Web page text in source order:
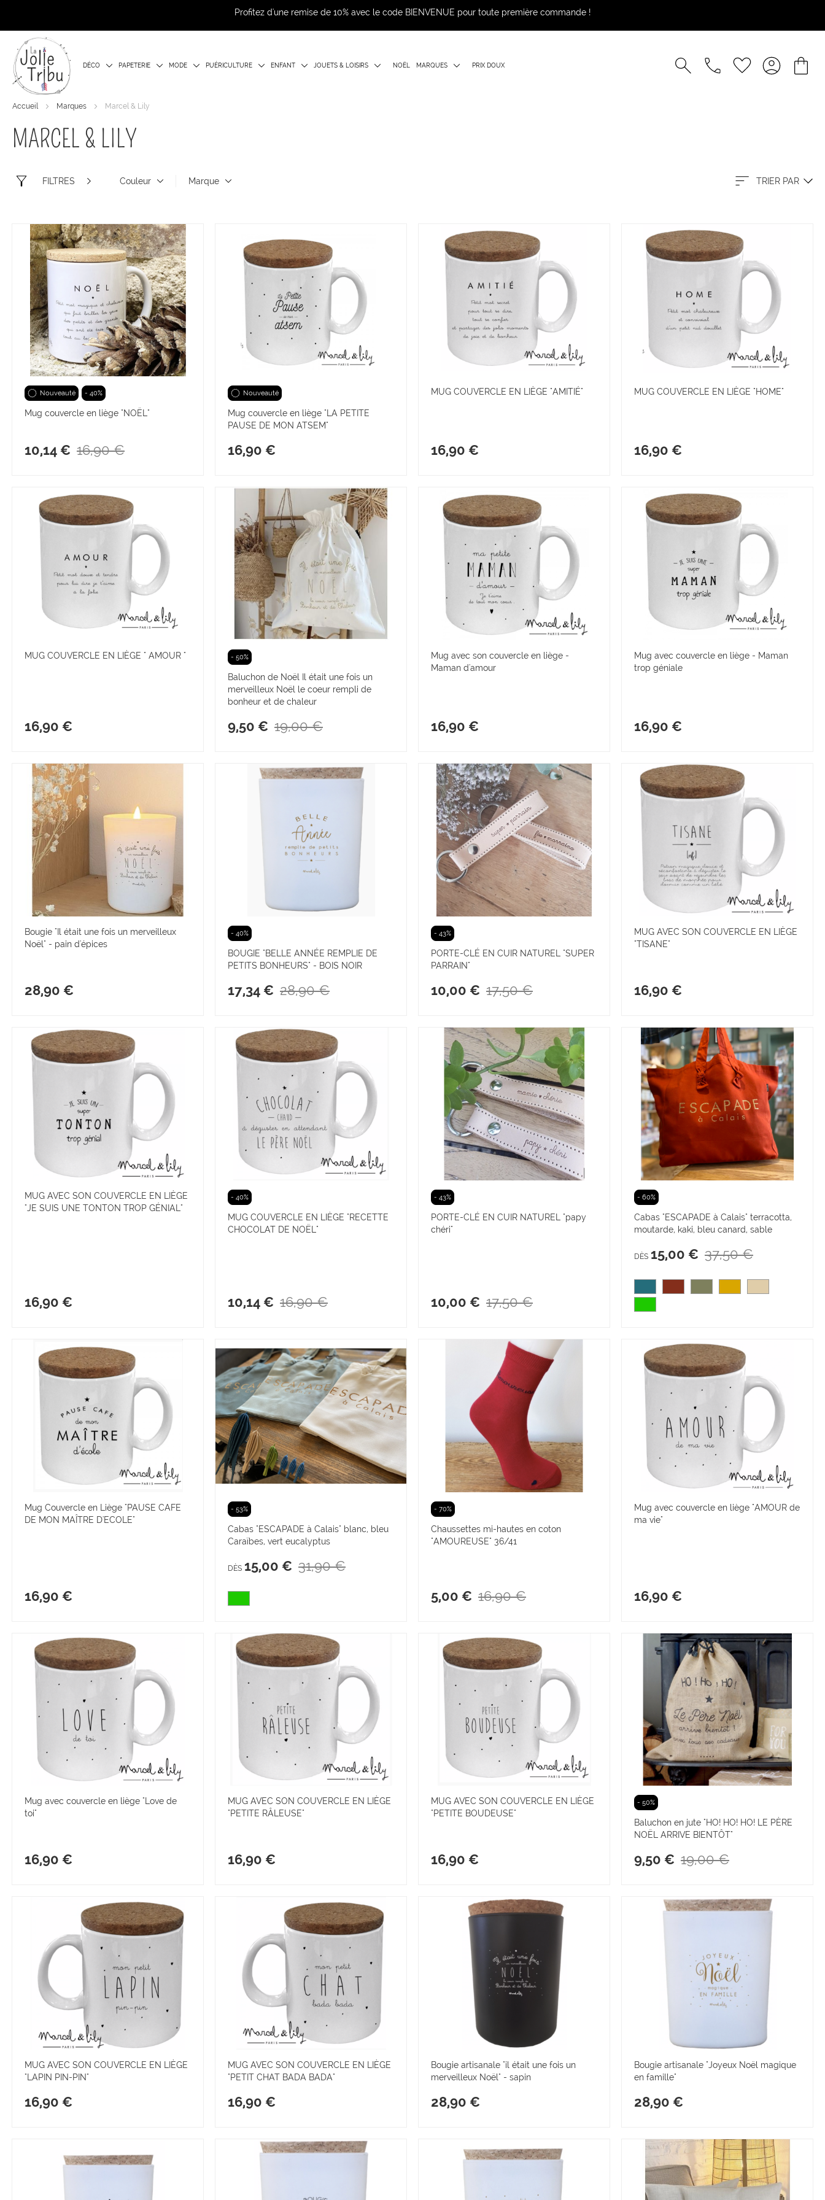
Profitez d'une remise de 10% avec le code BIENVENUE pour toute première commande !
DÉCO PAPETERIE MODE PUÉRICULTURE ENFANT JOUETS & LOISIRS NOËL MARQUES PRIX DOUX
Accueil Marques Marcel & Lily
MARCEL & LILY
FILTRES Couleur Marque TRIER PAR
Nouveauté - 40%
Mug couvercle en liège "NOËL"
10,14 € 16,90 €
Nouveauté
Mug couvercle en liège "LA PETITE
PAUSE DE MON ATSEM"
16,90 €
MUG COUVERCLE EN LIÈGE "AMITIÉ"
16,90 €
MUG COUVERCLE EN LIÈGE "HOME"
16,90 €
MUG COUVERCLE EN LIÈGE " AMOUR "
16,90 €
- 50%
Baluchon de Noël Il était une fois un
merveilleux Noël le coeur rempli de
bonheur et de chaleur
9,50 € 19,00 €
Mug avec son couvercle en liège -
Maman d'amour
16,90 €
Mug avec couvercle en liège - Maman
trop géniale
16,90 €
Bougie "Il était une fois un merveilleux
Noël" - pain d'épices
28,90 €
- 40%
BOUGIE "BELLE ANNÉE REMPLIE DE
PETITS BONHEURS" - BOIS NOIR
17,34 € 28,90 €
- 43%
PORTE-CLÉ EN CUIR NATUREL "SUPER
PARRAIN"
10,00 € 17,50 €
MUG AVEC SON COUVERCLE EN LIÈGE
"TISANE"
16,90 €
MUG AVEC SON COUVERCLE EN LIÈGE
"JE SUIS UNE TONTON TROP GÉNIAL"
16,90 €
- 40%
MUG COUVERCLE EN LIÈGE "RECETTE
CHOCOLAT DE NOËL"
10,14 € 16,90 €
- 43%
PORTE-CLÉ EN CUIR NATUREL "papy
chéri"
10,00 € 17,50 €
- 60%
Cabas "ESCAPADE à Calais" terracotta,
moutarde, kaki, bleu canard, sable
DÈS 15,00 € 37,50 €
Mug Couvercle en Liège "PAUSE CAFE
DE MON MAÎTRE D'ECOLE"
16,90 €
- 53%
Cabas "ESCAPADE à Calais" blanc, bleu
Caraïbes, vert eucalyptus
DÈS 15,00 € 31,90 €
- 70%
Chaussettes mi-hautes en coton
"AMOUREUSE" 36/41
5,00 € 16,90 €
Mug avec couvercle en liège "AMOUR de
ma vie"
16,90 €
Mug avec couvercle en liège "Love de
toi"
16,90 €
MUG AVEC SON COUVERCLE EN LIÈGE
"PETITE RÂLEUSE"
16,90 €
MUG AVEC SON COUVERCLE EN LIÈGE
"PETITE BOUDEUSE"
16,90 €
- 50%
Baluchon en jute "HO! HO! HO! LE PÈRE
NOËL ARRIVE BIENTÔT"
9,50 € 19,00 €
MUG AVEC SON COUVERCLE EN LIÈGE
"LAPIN PIN-PIN"
16,90 €
MUG AVEC SON COUVERCLE EN LIÈGE
"PETIT CHAT BADA BADA"
16,90 €
Bougie artisanale "il était une fois un
merveilleux Noël" - sapin
28,90 €
Bougie artisanale "Joyeux Noël magique
en famille"
28,90 €